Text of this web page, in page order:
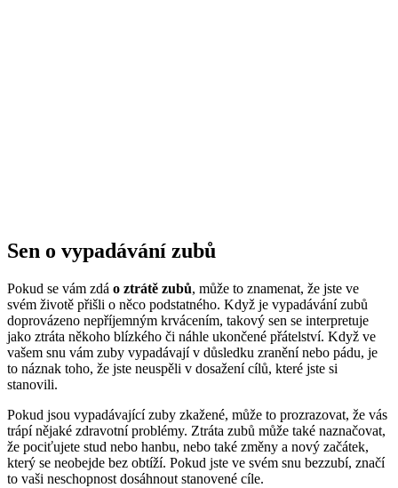
Sen o vypadávání zubů
Pokud se vám zdá o ztrátě zubů, může to znamenat, že jste ve
svém životě přišli o něco podstatného. Když je vypadávání zubů
doprovázeno nepříjemným krvácením, takový sen se interpretuje
jako ztráta někoho blízkého či náhle ukončené přátelství. Když ve
vašem snu vám zuby vypadávají v důsledku zranění nebo pádu, je
to náznak toho, že jste neuspěli v dosažení cílů, které jste si
stanovili.
Pokud jsou vypadávající zuby zkažené, může to prozrazovat, že vás
trápí nějaké zdravotní problémy. Ztráta zubů může také naznačovat,
že pociťujete stud nebo hanbu, nebo také změny a nový začátek,
který se neobejde bez obtíží. Pokud jste ve svém snu bezzubí, značí
to vaši neschopnost dosáhnout stanovené cíle.